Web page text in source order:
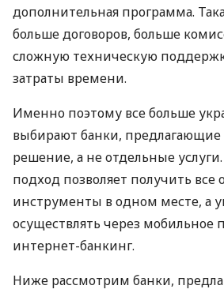
дополнительная программа.
больше договоров, больше
сложную техническую
затраты времени.
Именно поэтому все больше
выбирают банки, предлагающие
решение, а не отдельные
подход позволяет получить все
инструменты в одном месте, а
осуществлять через мобильное
интернет-банкинг.
Ниже рассмотрим банки,